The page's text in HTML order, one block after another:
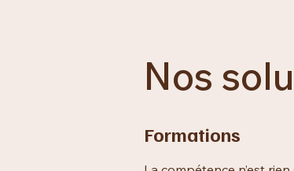
Nos
Formations